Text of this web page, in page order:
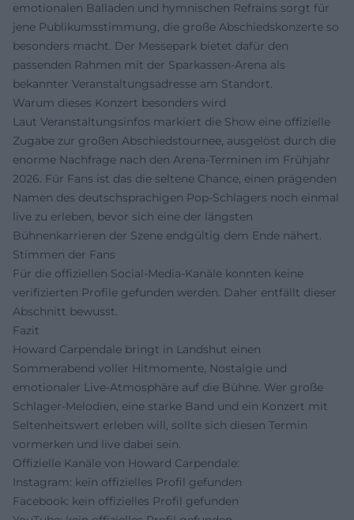
emotionalen Balladen und hymnischen Refrains sorgt für
jene Publikumsstimmung, die große Abschiedskonzerte so
besonders macht. Der Messepark bietet dafür den
passenden Rahmen mit der Sparkassen-Arena als
bekannter Veranstaltungsadresse am Standort.
Warum dieses Konzert besonders wird
Laut Veranstaltungsinfos markiert die Show eine offizielle
Zugabe zur großen Abschiedstournee, ausgelöst durch die
enorme Nachfrage nach den Arena-Terminen im Frühjahr
2026. Für Fans ist das die seltene Chance, einen prägenden
Namen des deutschsprachigen Pop-Schlagers noch einmal
live zu erleben, bevor sich eine der längsten
Bühnenkarrieren der Szene endgültig dem Ende nähert.
Stimmen der Fans
Für die offiziellen Social-Media-Kanäle konnten keine
verifizierten Profile gefunden werden. Daher entfällt dieser
Abschnitt bewusst.
Fazit
Howard Carpendale bringt in Landshut einen
Sommerabend voller Hitmomente, Nostalgie und
emotionaler Live-Atmosphäre auf die Bühne. Wer große
Schlager-Melodien, eine starke Band und ein Konzert mit
Seltenheitswert erleben will, sollte sich diesen Termin
vormerken und live dabei sein.
Offizielle Kanäle von Howard Carpendale:
Instagram: kein offizielles Profil gefunden
Facebook: kein offizielles Profil gefunden